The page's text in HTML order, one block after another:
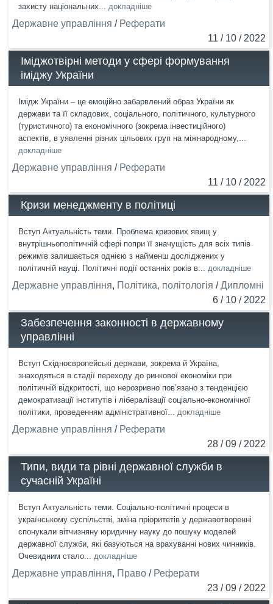
захисту національних... докладніше
Державне управління / Реферати
11 / 10 / 2022
Іміджотвірні методи у сфері формування
іміджу України
Імідж України – це емоційно забарвлений образ України як
держави та її складових, соціального, політичного, культурного
(туристичного) та економічного (зокрема інвестиційного)
аспектів, в уявленні різних цільових груп на міжнародному,...
докладніше
Державне управління / Реферати
11 / 10 / 2022
Кризи менеджменту в політиці
Вступ Актуальність теми. Проблема кризових явищ у
внутрішньополітичній сфері попри її значущість для всіх типів
режимів залишається однією з найменш досліджених у
політичній науці. Політичні події останніх років в... докладніше
Державне управління, Політика, політологія /Дипломні
6 / 10 / 2022
Забезпечення законності в державному
управлінні
Вступ Східноєвропейські держави, зокрема й Україна,
знаходяться в стадії переходу до ринкової економіки при
політичній відкритості, що нерозривно пов’язано з тенденцією
демократизації інститутів і лібералізації соціально-економічної
політики, проведенням адміністративної... докладніше
Державне управління / Реферати
28 / 09 / 2022
Типи, види та рівні державної служби в
сучасній Україні
Вступ Актуальність теми. Соціально-політичні процеси в
українському суспільстві, зміна пріоритетів у державотворенні
спонукали вітчизняну юридичну науку до пошуку моделей
державної служби, які базуються на врахуванні нових чинників.
Очевидним стало... докладніше
Державне управління, Право / Реферати
23 / 09 / 2022